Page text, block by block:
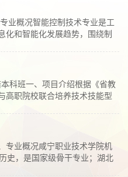
业概况智能控制技术专业是工
化和智能化发展趋势，围绕制
科班一、项目介绍根据《省教
高职院校联合培养技术技能型
专业概况咸宁职业技术学院机
史，是国家级骨干专业；湖北